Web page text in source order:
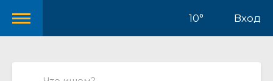
10° Вход